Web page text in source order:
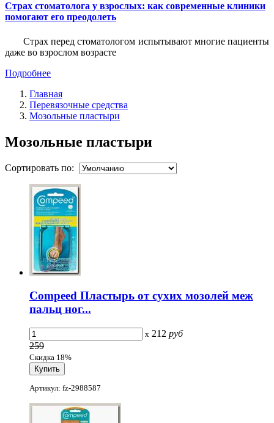
Страх стоматолога у взрослых: как современные клиники
помогают его преодолеть
Страх перед стоматологом испытывают многие пациенты
даже во взрослом возрасте
Подробнее
Главная
Перевязочные средства
Мозольные пластыри
Мозольные пластыри
Сортировать по:
Compeed Пластырь от сухих мозолей меж
пальц ног...
x 212 руб
259
Скидка 18%
Артикул: fz-2988587